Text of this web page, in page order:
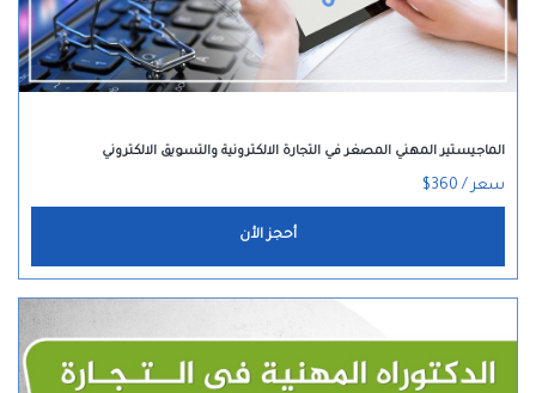
الماجيستير المهني المصغر في التجارة الالكترونية والتسويق الالكتروني
سعر / 360$
أحجز الأن